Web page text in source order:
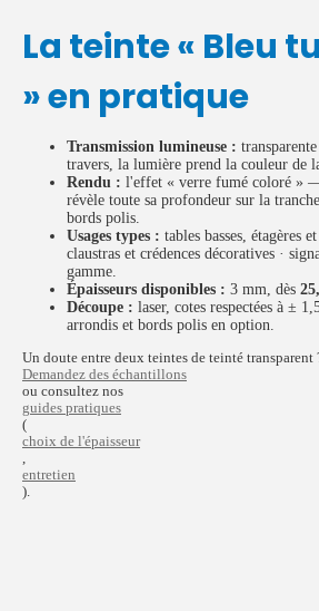
La teinte « Bleu
» en pratique
Transmission lumineuse :
travers, la lumière prend la couleur de
Rendu : l'effet « verre fumé coloré »
révèle toute sa profondeur sur la
bords polis.
Usages types : tables basses, étagères
claustras et crédences décoratives ·
gamme.
Épaisseurs disponibles : 3 mm, dès
Découpe : laser, cotes respectées à ±
arrondis et bords polis en option.
Un doute entre deux teintes de teinté transparent
Demandez des échantillons
ou consultez nos
guides pratiques
(
choix de l'épaisseur
,
entretien
).